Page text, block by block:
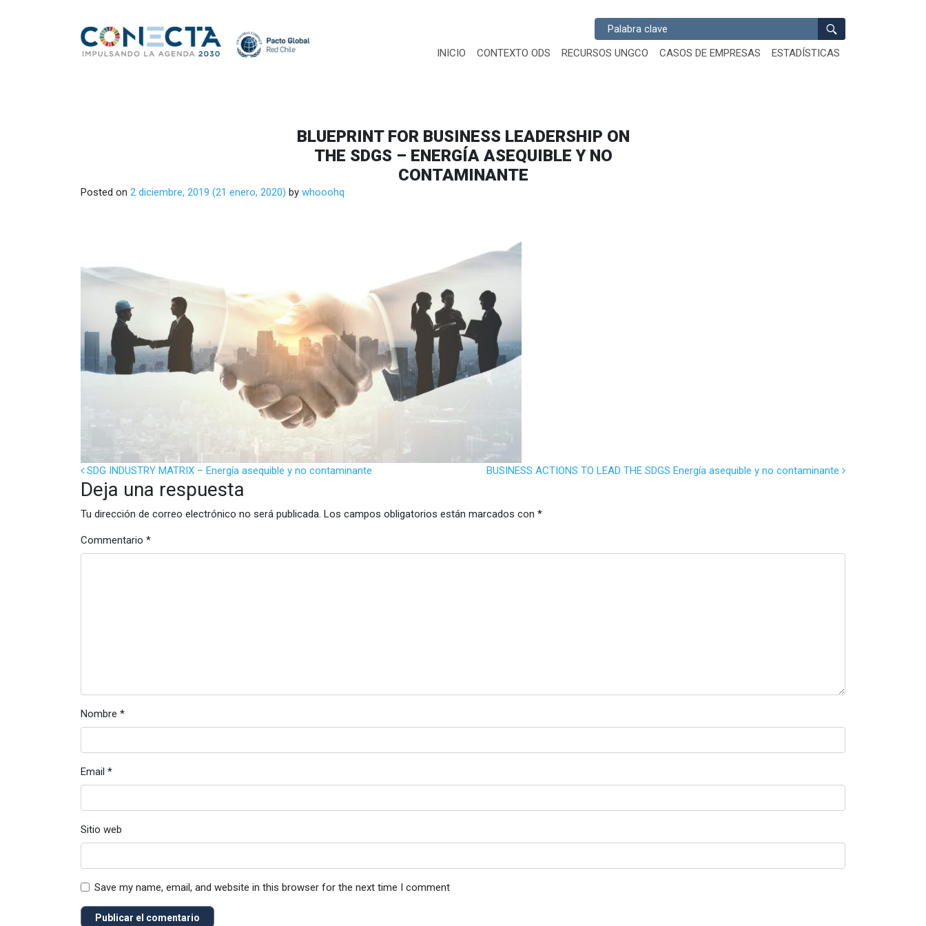
Buscar
INICIO CONTEXTO ODS RECURSOS UNGCO CASOS DE EMPRESAS ESTADÍSTICAS
BLUEPRINT FOR BUSINESS LEADERSHIP ON
THE SDGS – ENERGÍA ASEQUIBLE Y NO
CONTAMINANTE
Posted on 2 diciembre, 2019 (21 enero, 2020) by whooohq
POST NAVIGATION
SDG INDUSTRY MATRIX – Energía asequible y no contaminante BUSINESS ACTIONS TO LEAD THE SDGS Energía asequible y no contaminante
Deja una respuesta
Tu dirección de correo electrónico no será publicada. Los campos obligatorios están marcados con *
Commentario *
Nombre *
Email *
Sitio web
Save my name, email, and website in this browser for the next time I comment